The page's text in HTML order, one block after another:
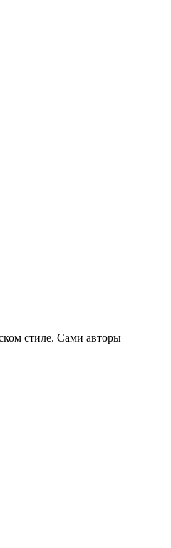
стиле. Сами авторы